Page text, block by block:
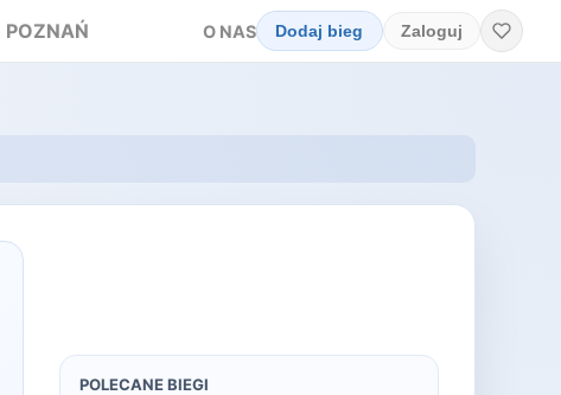
POZNAŃ O NAS Dodaj bieg Zaloguj
POLECANE BIEGI